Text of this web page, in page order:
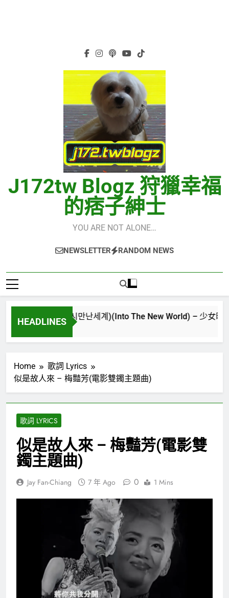
J172tw Blogz 狩獵幸福
的痞子紳士
YOU ARE NOT ALONE…
NEWSLETTER RANDOM NEWS
HEADLINES
重逢的世界(다시만난세계)(Into The New World) – 少女時代(
Home
歌詞 Lyrics
似是故人來 – 梅豔芳(電影雙鐲主題曲)
歌詞 LYRICS
似是故人來 – 梅豔芳(電影雙
鐲主題曲)
Jay Fan-Chiang 7 年 Ago 0 1 Mins